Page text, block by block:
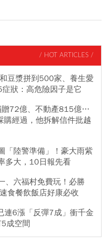
/ HOT ARTICLES /
豆漿拼到500家、養生愛
狀：高危險因子是它
72億、不動產815億…
購經過，他拆解信件批越
「陸警準備」！豪大雨紫
多大，10日報先看
、六福村免費玩！必勝
食餐飲飯店好康必收
連6漲「反彈7成」衝千金
成空間